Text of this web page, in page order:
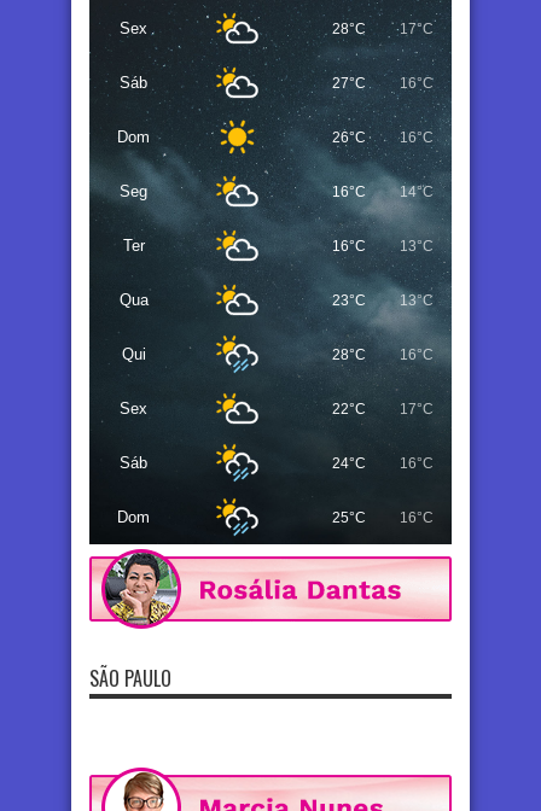
Sex 28°C 17°C
Sáb 27°C 16°C
Dom 26°C 16°C
Seg 16°C 14°C
Ter 16°C 13°C
Qua 23°C 13°C
Qui 28°C 16°C
Sex 22°C 17°C
Sáb 24°C 16°C
Dom 25°C 16°C
SÃO PAULO